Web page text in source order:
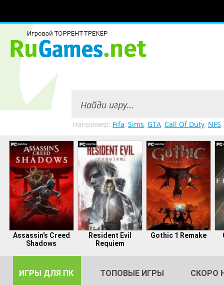
Например: Fifa, Sims, GTA, Call Of Duty, NFS,
Assassin's Creed
Shadows
Resident Evil
Requiem
Gothic 1 Remake
ИГРЫ ДЛЯ ПК ТОПОВЫЕ ИГРЫ СКОРО